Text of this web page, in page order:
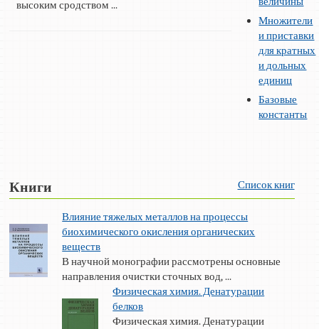
высоким сродством ...
Множители
и приставки
для кратных
и дольных
единиц
Базовые
константы
Книги Список книг
Влияние тяжелых металлов на процессы
биохимического окисления органических
веществ
В научной монографии рассмотрены основные
направления очистки сточных вод, ...
Физическая химия. Денатурации
белков
Физическая химия. Денатурации